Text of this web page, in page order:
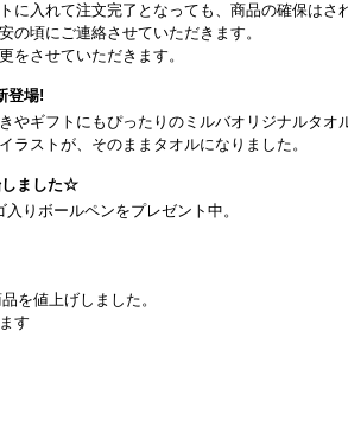
に入れて注文完了となっても、商品の確保はさ
頃にご連絡させていただきます。
させていただきます。
登場!
やギフトにもぴったりのミルバオリジナルタオ
ラストが、そのままタオルになりました。
しました☆
りボールペンをプレゼント中。
を値上げしました。
す